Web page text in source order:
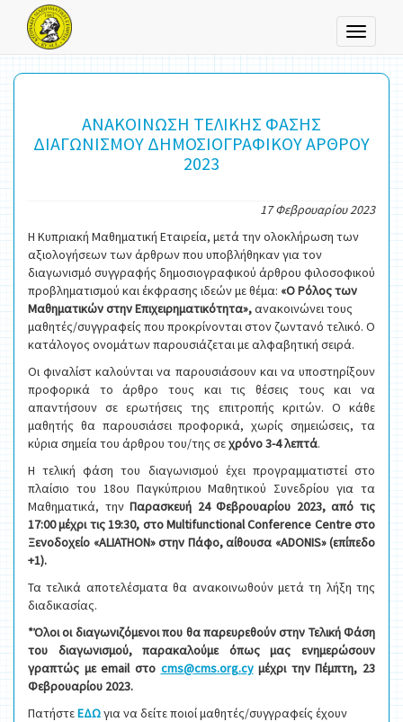
Toggle
ΑΝΑΚΟΙΝΩΣΗ ΤΕΛΙΚΗΣ ΦΑΣΗΣ
ΔΙΑΓΩΝΙΣΜΟΥ ΔΗΜΟΣΙΟΓΡΑΦΙΚΟΥ ΑΡΘΡΟΥ
2023
17 Φεβρουαρίου 2023
Η Κυπριακή Μαθηματική Εταιρεία, μετά την ολοκλήρωση των
αξιολογήσεων των άρθρων που υποβλήθηκαν για τον
διαγωνισμό συγγραφής δημοσιογραφικού άρθρου φιλοσοφικού
προβληματισμού και έκφρασης ιδεών με θέμα: «Ο Ρόλος των
Μαθηματικών στην Επιχειρηματικότητα»,ανακοινώνει τους
μαθητές/συγγραφείς που προκρίνονται στον ζωντανό τελικό. Ο
κατάλογος ονομάτων παρουσιάζεται με αλφαβητική σειρά.
Οι φιναλίστ καλούνται να παρουσιάσουν και να υποστηρίξουν
προφορικά το άρθρο τους και τις θέσεις τους και να
απαντήσουν σε ερωτήσεις της επιτροπής κριτών. Ο κάθε
μαθητής θα παρουσιάσει προφορικά, χωρίς σημειώσεις, τα
κύρια σημεία του άρθρου του/της σεχρόνο 3-4 λεπτά.
Η τελική φάση του διαγωνισμού έχει προγραμματιστεί στο
πλαίσιο του 18ου Παγκύπριου Μαθητικού Συνεδρίου για τα
Μαθηματικά, τηνΠαρασκευή 24 Φεβρουαρίου 2023, από τις
17:00 μέχρι τις 19:30, στο Multifunctional Conference Centre στο
Ξενοδοχείο «ALIATHON» στην Πάφο, αίθουσα «ADONIS» (επίπεδο
+1).
Τα τελικά αποτελέσματα θα ανακοινωθούν μετά τη λήξη της
διαδικασίας.
*Όλοι οι διαγωνιζόμενοι που θα παρευρεθούν στην Τελική Φάση
του διαγωνισμού, παρακαλούμε όπως μας ενημερώσουν
γραπτώς μεemailστο cms@cms.org.cyμέχρι την Πέμπτη, 23
Φεβρουαρίου 2023.
ΠατήστεΕΔΩγια να δείτε ποιοί μαθητές/συγγραφείς έχουν